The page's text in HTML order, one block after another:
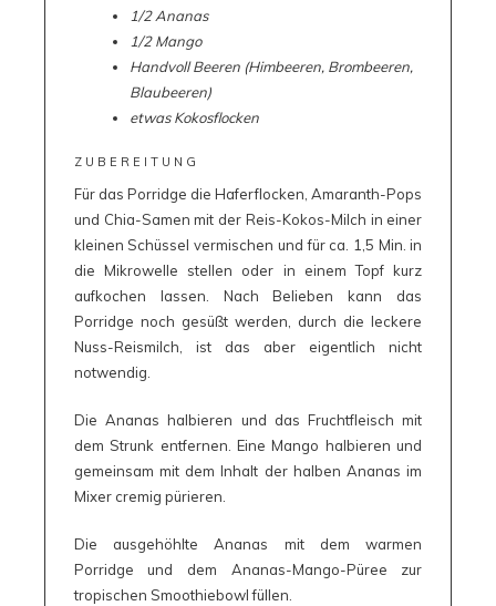
1/2 Ananas
1/2 Mango
Handvoll Beeren (Himbeeren, Brombeeren,
Blaubeeren)
etwas Kokosflocken
ZUBEREITUNG
Für das Porridge die Haferflocken, Amaranth-Pops
und Chia-Samen mit der Reis-Kokos-Milch in einer
kleinen Schüssel vermischen und für ca. 1,5 Min. in
die Mikrowelle stellen oder in einem Topf kurz
aufkochen lassen. Nach Belieben kann das
Porridge noch gesüßt werden, durch die leckere
Nuss-Reismilch, ist das aber eigentlich nicht
notwendig.
Die Ananas halbieren und das Fruchtfleisch mit
dem Strunk entfernen. Eine Mango halbieren und
gemeinsam mit dem Inhalt der halben Ananas im
Mixer cremig pürieren.
Die ausgehöhlte Ananas mit dem warmen
Porridge und dem Ananas-Mango-Püree zur
tropischen Smoothiebowl füllen.